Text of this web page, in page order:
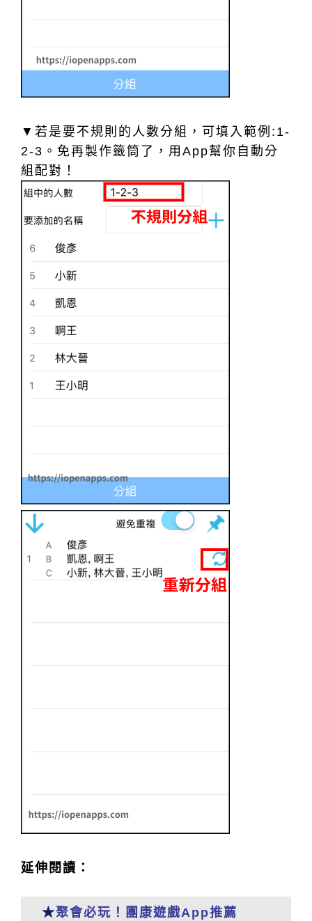
▼若是要不規則的人數分組，可填入範例:1-
2-3。免再製作籤筒了，用App幫你自動分
組配對！
延伸閱讀：
★聚會必玩！團康遊戲App推薦